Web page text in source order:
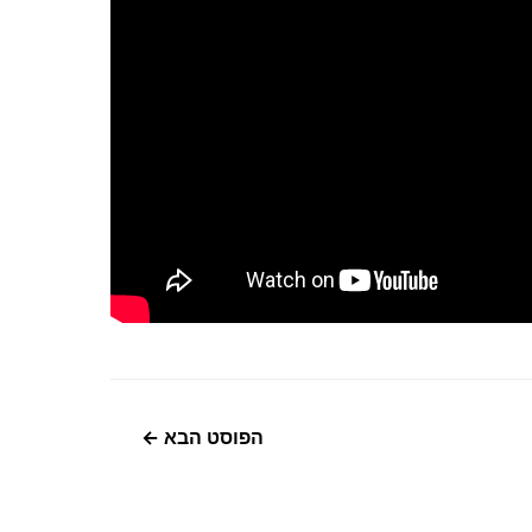
הפוסט הבא ←